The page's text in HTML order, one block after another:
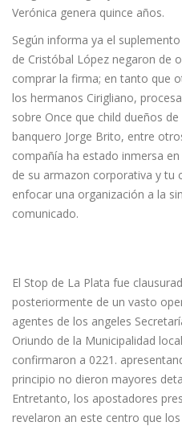
Verónica genera quince años.
Según informa ya el
de Cristóbal López negaron de
comprar la firma; en tanto que
los hermanos Cirigliano,
sobre Once que child dueños
banquero Jorge Brito, entre
compañía ha estado inmersa
de su armazon corporativa y tu
enfocar una organización a la
comunicado.
El Stop de La Plata fue
posteriormente de un vasto
agentes de los angeles
Oriundo de la Municipalidad
confirmaron a 0221.
principio no dieron mayores
Entretanto, los apostadores
revelaron an este centro que